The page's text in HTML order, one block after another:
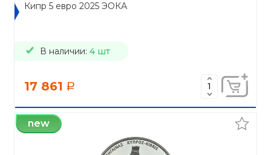
Кипр 5 евро 2025 ЭОКА
В наличии: 4 шт
17 861 a
new